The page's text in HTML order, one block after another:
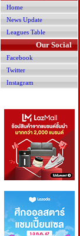
Home
News Update
Leagues Table
Our Social
Facebook
Twitter
Instagram